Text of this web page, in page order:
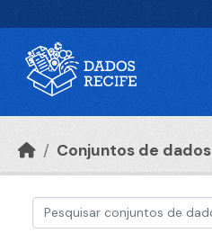
Conjuntos de dados